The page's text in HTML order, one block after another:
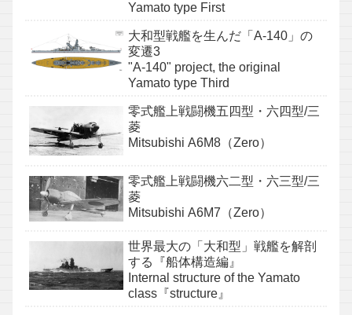
Yamato type First
大和型戦艦を生んだ「A-140」の
変遷3
"A-140" project, the original
Yamato type Third
零式艦上戦闘機五四型・六四型/三
菱
Mitsubishi A6M8（Zero）
零式艦上戦闘機六二型・六三型/三
菱
Mitsubishi A6M7（Zero）
世界最大の「大和型」戦艦を解剖
する『船体構造編』
Internal structure of the Yamato
class『structure』